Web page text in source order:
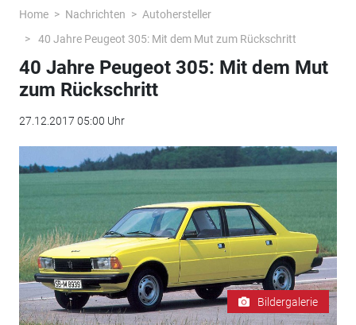
Home Nachrichten
Autohersteller
40 Jahre Peugeot 305: Mit dem Mut zum Rückschritt
40 Jahre Peugeot 305: Mit dem Mut
zum Rückschritt
27.12.2017 05:00 Uhr
Bildergalerie